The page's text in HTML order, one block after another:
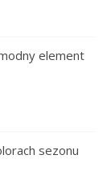
element
sezonu